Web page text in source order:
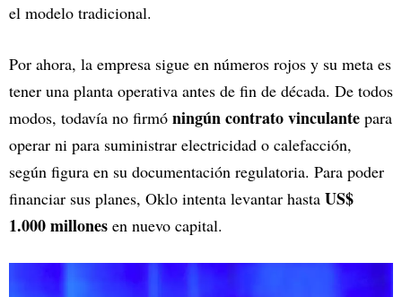
el modelo tradicional.
Por ahora, la empresa sigue en números rojos y su meta es
tener una planta operativa antes de fin de década. De todos
modos, todavía no firmó ningún contrato vinculante para
operar ni para suministrar electricidad o calefacción,
según figura en su documentación regulatoria. Para poder
financiar sus planes, Oklo intenta levantar hasta US$
1.000 millones en nuevo capital.